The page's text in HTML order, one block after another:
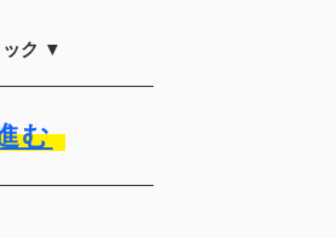
ック ▼
む